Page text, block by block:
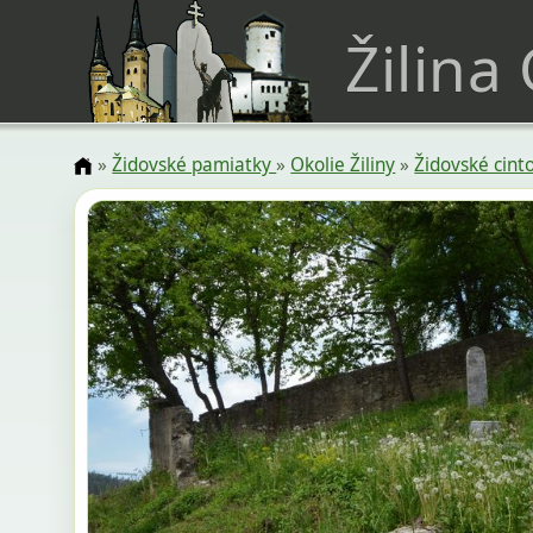
Žilina
»Židovské pamiatky» Okolie Žiliny»Židovské